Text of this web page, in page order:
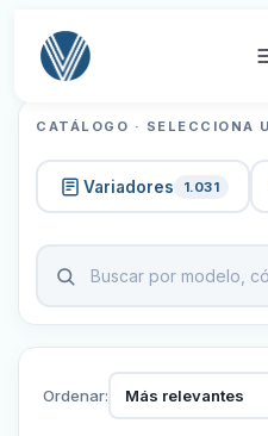
CATÁLOGO · SELECCIONA
Variadores 1.031
Ordenar: Más relevantes